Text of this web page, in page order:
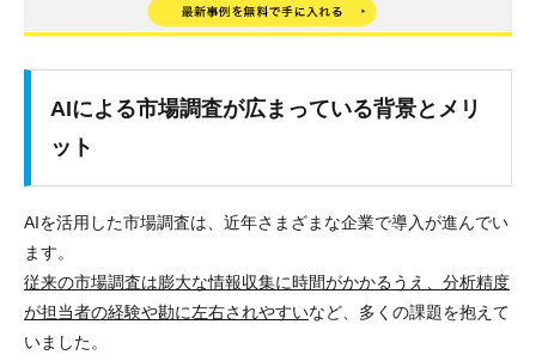
AIによる市場調査が広まっている背景とメリ
ット
AIを活用した市場調査は、近年さまざまな企業で導入が進んでい
ます。
従来の市場調査は膨大な情報収集に時間がかかるうえ、分析精度
が担当者の経験や勘に左右されやすいなど、多くの課題を抱えて
いました。